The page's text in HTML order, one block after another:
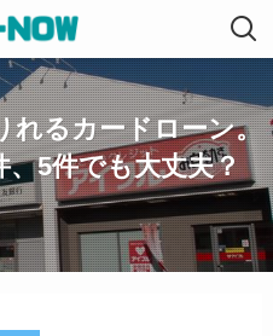
れるカードローン。
、5件でも大丈夫？